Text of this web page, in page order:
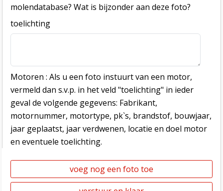
molendatabase? Wat is bijzonder aan deze foto?
toelichting
Motoren : Als u een foto instuurt van een motor,
vermeld dan s.v.p. in het veld "toelichting" in ieder
geval de volgende gegevens: Fabrikant,
motornummer, motortype, pk`s, brandstof, bouwjaar,
jaar geplaatst, jaar verdwenen, locatie en doel motor
en eventuele toelichting.